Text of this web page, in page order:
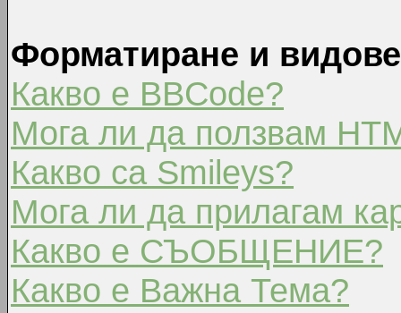
Форматиране и
Какво е BBCode?
Мога ли да ползвам
Какво са Smileys?
Мога ли да прилагам
Какво е СЪОБЩЕНИЕ?
Какво е Важна Тема?